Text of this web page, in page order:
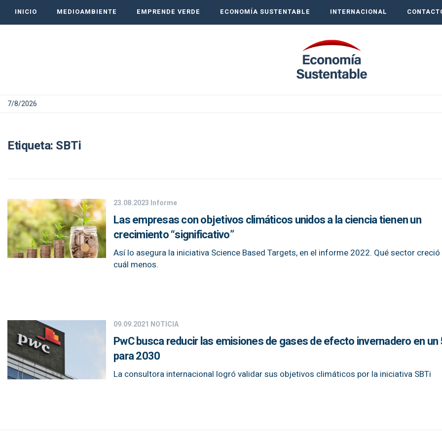
INICIO MEDIOAMBIENTE EMPRENDE VERDE ECONOMÍA SUSTENTABLE INTERNACIONAL
7/8/2026
Etiqueta: SBTi
23.08.2023 Informe
Las empresas con objetivos climáticos unidos a la ciencia tienen un
crecimiento “significativo”
Así lo asegura la iniciativa Science Based Targets, en el informe 2022. Qué sector
cuál menos.
09.09.2021 NOTICIA
PwC busca reducir las emisiones de gases de efecto invernadero en un
para 2030
La consultora internacional logró validar sus objetivos climáticos por la iniciativa SBTi